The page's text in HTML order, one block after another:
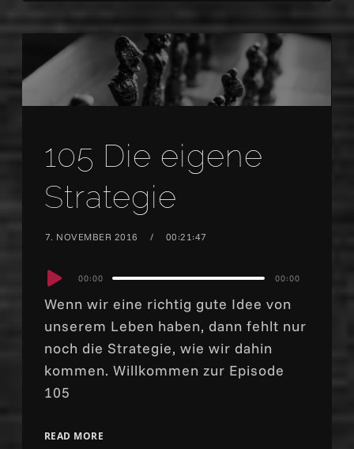
105 Die eigene
Strategie
7. NOVEMBER 2016 00:21:47
Audio00:00 00:00
Wenn wir eine richtig gute Idee von
unserem Leben haben, dann fehlt nur
noch die Strategie, wie wir dahin
kommen. Willkommen zur Episode
105
READ MORE